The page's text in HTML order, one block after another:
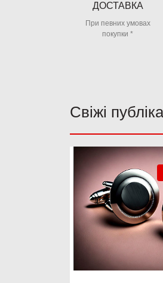
ДОСТАВКА
При певних умовах
покупки *
Свіжі